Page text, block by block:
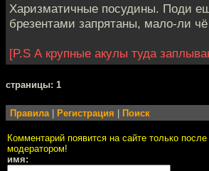
Харизматичные посудины. Поди
брезентами запрятаны, мало-ли чё
[P.S А крупные акулы туда
cтраницы: 1
Правила Регистрация Поиск
Комментарий появится на сайте только после
модератором!
имя: